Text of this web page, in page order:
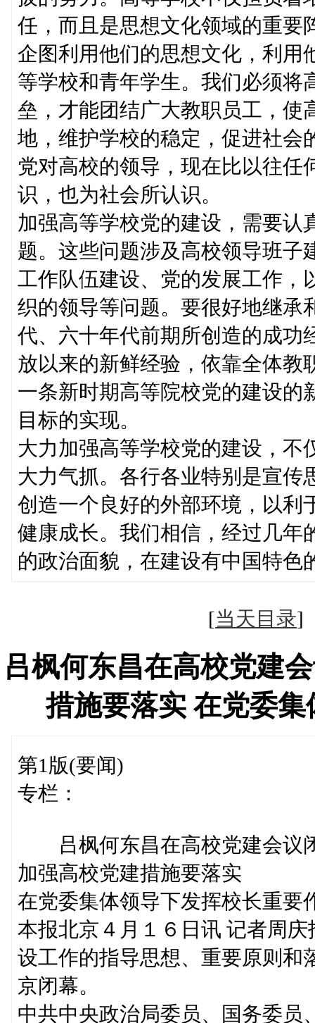
任，而且是思想文化领域的重要
企图利用他们的思想文化，利用
等学校和青年学生。我们必须将
垒，才能团结广大教职员工，使
地，维护学校的稳定，促进社会
党对高校的领导，现在比以往任
识，也为社会所认识。
加强高等学校党的建设，需要认
题。这些问题涉及高校领导班子
工作队伍建设、党的发展工作，
织的领导等问题。要很好地继承
代、六十年代前期所创造的成功
放以来的新鲜经验，依靠全体教
一条新时期高等院校党的建设的
目标的实现。
大力加强高等学校党的建设，不
大力气抓。各行各业特别是宣传
创造一个良好的外部环境，以利
健康成长。我们相信，经过几年
的政治面貌，在建设有中国特色
[当天目录
吕枫何东昌在高校党建
措施要落实 在党委
第1版(要闻)
专栏：
吕枫何东昌在高校党建会议
加强高校党建措施要落实
在党委集体领导下发挥校长重要
本报北京４月１６日讯 记者周
设工作的指导思想、重要原则和
京闭幕。
中共中央政治局委员、国务委员